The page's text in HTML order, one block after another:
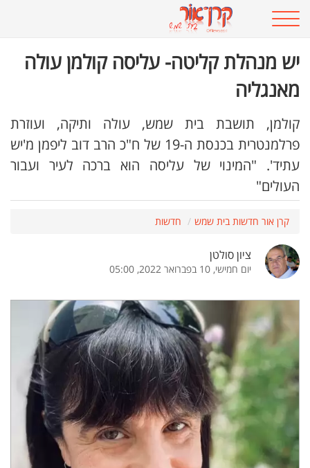
יש מנהלת קליטה- עליסה קולמן עולה
מאנגליה
קולמן, תושבת בית שמש, עולה ותיקה, ועוזרת
פרלמנטרית בכנסת ה-19 של ח"כ הרב דוב ליפמן מ'יש
עתיד'. "המינוי של עליסה הוא ברכה לעיר ועבור
העולים"
קרן אור חדשות בית שמש חדשות
ציון סולטן
יום חמישי, 10 בפברואר 2022, 05:00